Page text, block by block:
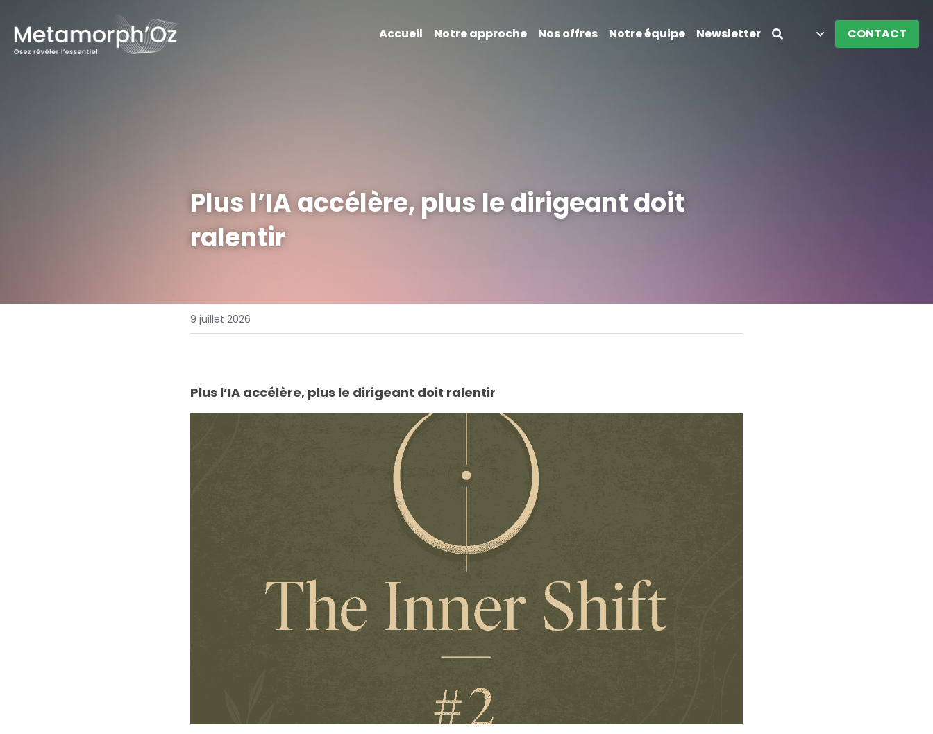
Accueil Notre approche Nos offres Notre équipe Newsletter CONTACT
Plus l’IA accélère, plus le dirigeant doit
ralentir
9 juillet 2026
Plus l’IA accélère, plus le dirigeant doit ralentir